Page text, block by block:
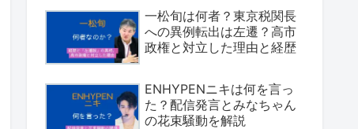
一松旬は何者？東京税関長
への異例転出は左遷？高市
政権と対立した理由と経歴
ENHYPENニキは何を言っ
た？配信発言とみなちゃん
の花束騒動を解説